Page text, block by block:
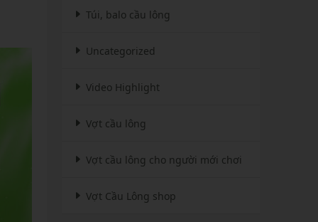
Túi, balo cầu lông
Uncategorized
Video Highlight
Vợt cầu lông
Vợt cầu lông cho người mới chơi
Vợt Cầu Lông shop